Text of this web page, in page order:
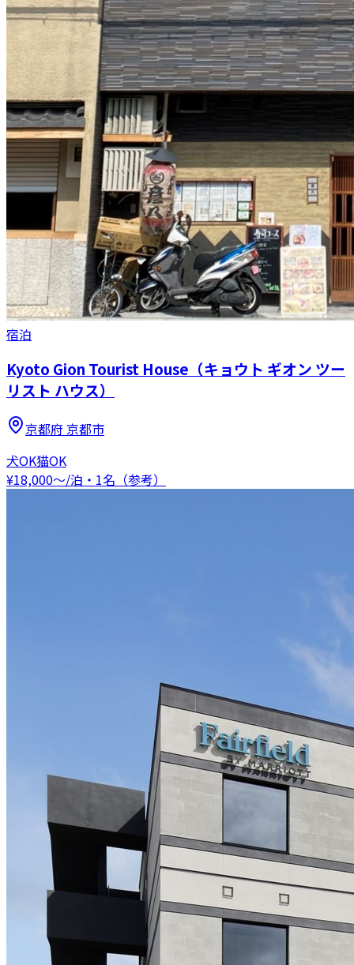
宿泊
Kyoto Gion Tourist House（キョウト ギオン ツー
リスト ハウス）
京都府 京都市
犬OK猫OK
¥18,000〜/泊・1名（参考）